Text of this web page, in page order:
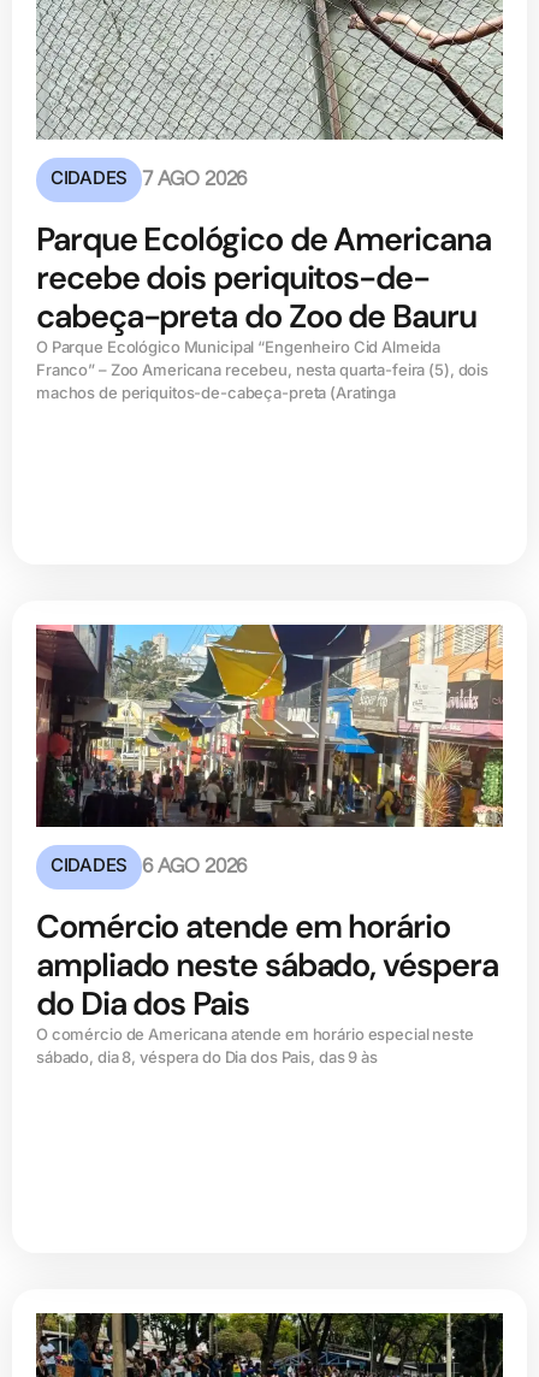
CIDADES 7 AGO 2026
Parque Ecológico de Americana
recebe dois periquitos-de-
cabeça-preta do Zoo de Bauru
O Parque Ecológico Municipal “Engenheiro Cid Almeida
Franco” – Zoo Americana recebeu, nesta quarta-feira (5), dois
machos de periquitos-de-cabeça-preta (Aratinga
CIDADES 6 AGO 2026
Comércio atende em horário
ampliado neste sábado, véspera
do Dia dos Pais
O comércio de Americana atende em horário especial neste
sábado, dia 8, véspera do Dia dos Pais, das 9 às